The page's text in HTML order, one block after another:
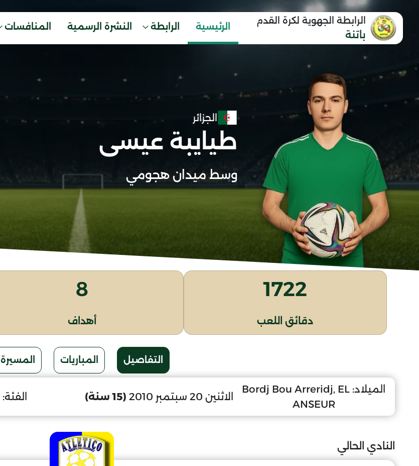
الرابطة الجهوية لكرة القدم
باتنة
الرئيسية الرابطة النشرة الرسمية المنافسات
الجزائر
طيايبة عيسى
وسط ميدان هجومي
1722
دقائق اللعب
8
أهداف
التفاصيل المباريات المسيرة
الميلاد: Bordj Bou Arreridj, EL
ANSEUR
الاثنين 20 سبتمبر 2010 (15 سنة) الفئة:
النادي الحالي